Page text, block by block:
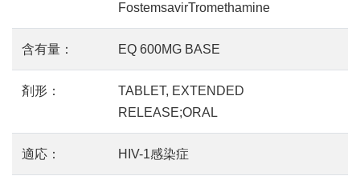
FostemsavirTromethamine
含有量： EQ 600MG BASE
剤形：
TABLET, EXTENDED
RELEASE;ORAL
適応： HIV-1感染症